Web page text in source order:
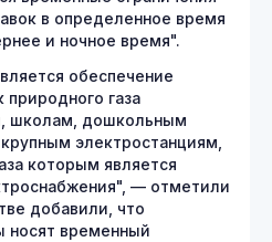
в определенное время
и ночное время".
обеспечение
природного газа
школам, дошкольным
электростанциям,
которым является
— отметили
добавили, что
носят временный